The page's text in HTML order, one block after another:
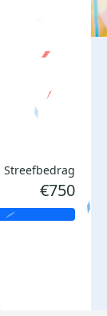
Streefbedrag
€750